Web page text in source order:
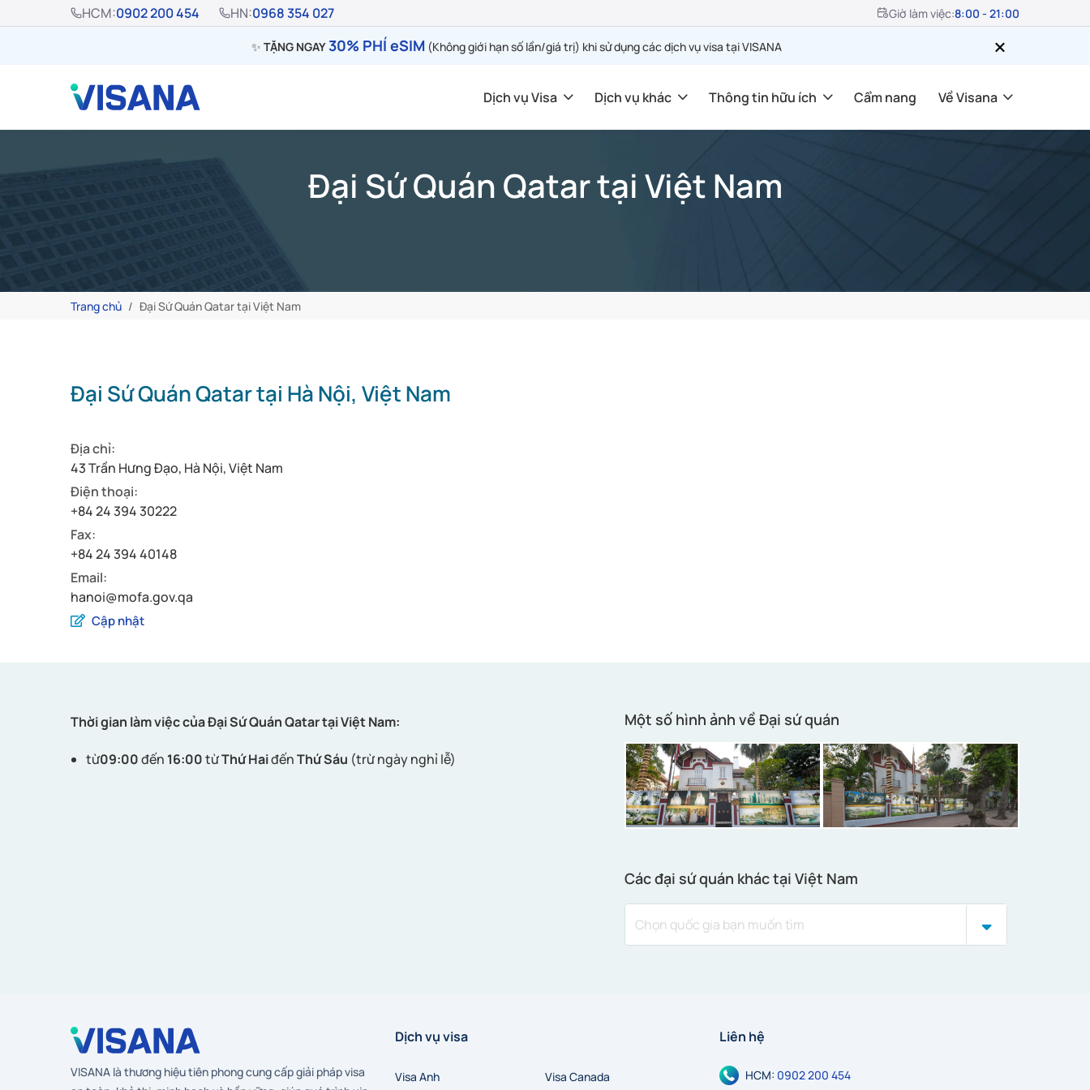
HCM:0902 200 454 HN:0968 354 027 Giờ làm việc:8:00 - 21:00
✨ TẶNG NGAY30% PHÍ eSIM (Không giới hạn số lần/giá trị) khi sử dụng các dịch vụ visa tại VISANA
Dịch vụ Visa Dịch vụ khác Thông tin hữu ích Cẩm nang Về Visana
Đại Sứ Quán Qatar tại Việt Nam
Trang chủ Đại Sứ Quán Qatar tại Việt Nam
Đại Sứ Quán Qatar tại Hà Nội, Việt Nam
Địa chỉ:
43 Trần Hưng Đạo, Hà Nội, Việt Nam
Điện thoại:
+84 24 394 30222
Fax:
+84 24 394 40148
Email:
hanoi@mofa.gov.qa
Cập nhật
Thời gian làm việc của Đại Sứ Quán Qatar tại Việt Nam:
từ09:00đến 16:00từThứ HaiđếnThứ Sáu (trừ ngày nghỉ lễ)
Một số hình ảnh về Đại sứ quán
Các đại sứ quán khác tại Việt Nam
VISANA là thương hiệu tiên phong cung cấp giải pháp visa
Dịch vụ visa
Visa Anh Visa Canada
Liên hệ
HCM: 0902 200 454